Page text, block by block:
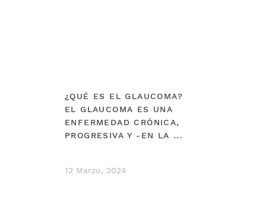
¿QUÉ ES EL GLAUCOMA?
EL GLAUCOMA ES UNA
ENFERMEDAD CRÓNICA,
PROGRESIVA Y -EN LA ...
12 Marzo, 2024